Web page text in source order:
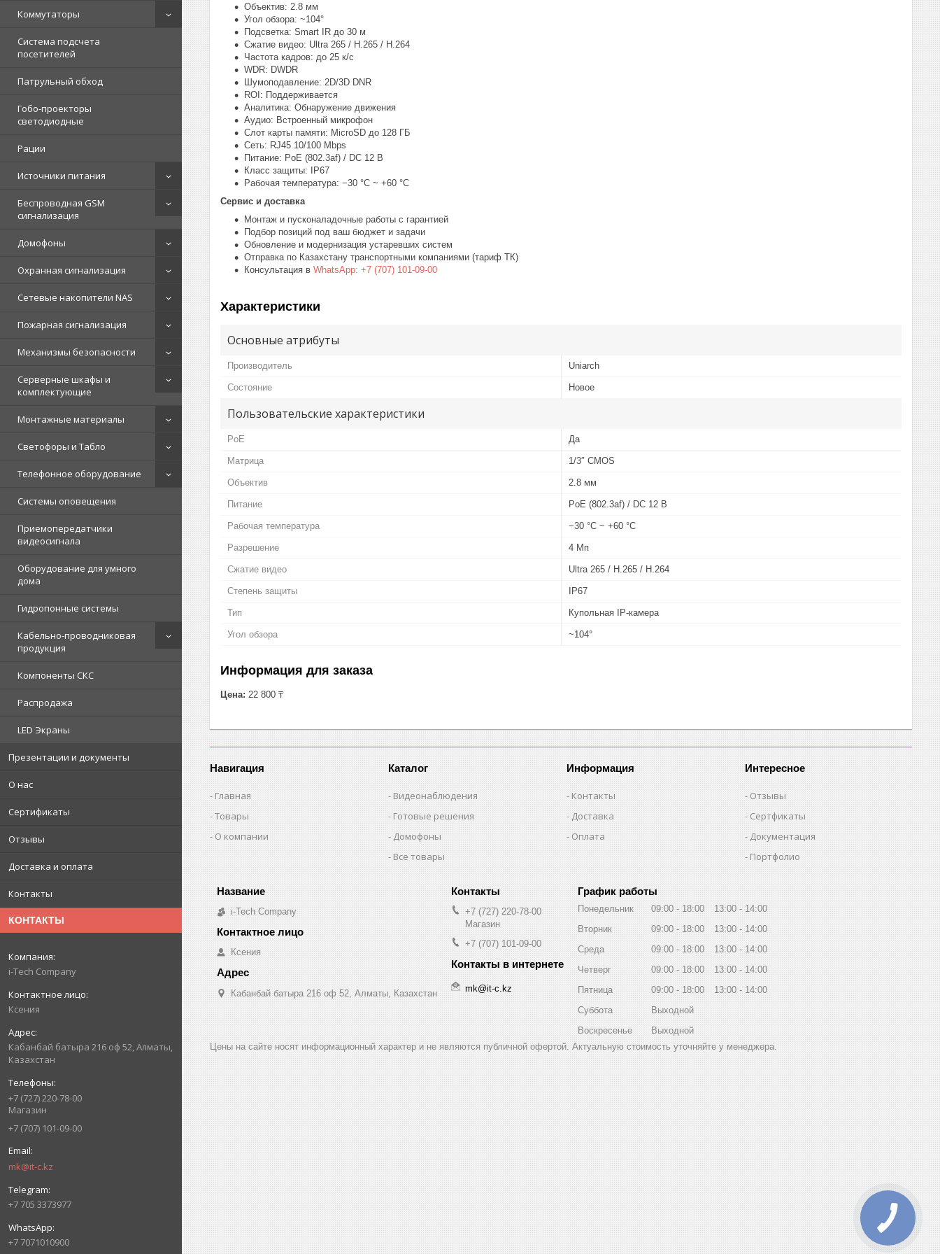
Коммутаторы
Система подсчета
посетителей
Патрульный обход
Гобо-проекторы
светодиодные
Рации
Источники питания
Беспроводная GSM
сигнализация
Домофоны
Охранная сигнализация
Сетевые накопители NAS
Пожарная сигнализация
Механизмы безопасности
Серверные шкафы и
комплектующие
Монтажные материалы
Светофоры и Табло
Телефонное оборудование
Системы оповещения
Приемопередатчики
видеосигнала
Оборудование для умного
дома
Гидропонные системы
Кабельно-проводниковая
продукция
Компоненты СКС
Распродажа
LED Экраны
Презентации и документы
О нас
Сертификаты
Отзывы
Доставка и оплата
Контакты
КОНТАКТЫ
i-Tech Company
Ксения
Кабанбай батыра 216 оф 52, Алматы,
Казахстан
+7 (727) 220-78-00
Магазин
+7 (707) 101-09-00
mk@it-c.kz
+7 705 3373977
+7 7071010900
Объектив: 2.8 мм
Угол обзора: ~104°
Подсветка: Smart IR до 30 м
Сжатие видео: Ultra 265 / H.265 / H.264
Частота кадров: до 25 к/с
WDR: DWDR
Шумоподавление: 2D/3D DNR
ROI: Поддерживается
Аналитика: Обнаружение движения
Аудио: Встроенный микрофон
Слот карты памяти: MicroSD до 128 ГБ
Сеть: RJ45 10/100 Mbps
Питание: PoE (802.3af) / DC 12 В
Класс защиты: IP67
Рабочая температура: −30 °C ~ +60 °C
Сервис и доставка
Монтаж и пусконаладочные работы с гарантией
Подбор позиций под ваш бюджет и задачи
Обновление и модернизация устаревших систем
Отправка по Казахстану транспортными компаниями (тариф ТК)
Консультация в WhatsApp: +7 (707) 101-09-00
Характеристики
Основные атрибуты
Производитель Uniarch
Состояние Новое
Пользовательские характеристики
PoE Да
Матрица 1/3″ CMOS
Объектив 2.8 мм
Питание PoE (802.3af) / DC 12 В
Рабочая температура −30 °C ~ +60 °C
Разрешение 4 Мп
Сжатие видео Ultra 265 / H.265 / H.264
Степень защиты IP67
Тип Купольная IP-камера
Угол обзора ~104°
Информация для заказа
Цена: 22 800 ₸
Навигация
Главная
Товары
О компании
Каталог
Видеонаблюдения
Готовые решения
Домофоны
Все товары
Информация
Контакты
Доставка
Оплата
Интересное
Отзывы
Сертфикаты
Документация
Портфолио
i-Tech Company
Ксения
Кабанбай батыра 216 оф 52, Алматы, Казахстан
+7 (727) 220-78-00
Магазин
+7 (707) 101-09-00
mk@it-c.kz
График работы
Понедельник 09:00 18:00 13:00
14:00
Вторник
09:00 18:00 13:00
14:00
Среда
09:00 18:00 13:00
14:00
Четверг
09:00 18:00 13:00
14:00
Пятница
09:00 18:00 13:00
14:00
Суббота
Выходной
Воскресенье
Выходной
Цены на сайте носят информационный характер и не являются публичной офертой. Актуальную стоимость уточняйте у менеджера.